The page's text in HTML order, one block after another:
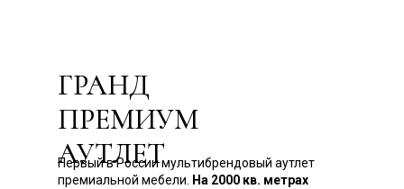
ГРАНД
ПРЕМИУМ
АУТЛЕТ
Первый в России мультибрендовый аутлет
премиальной мебели. На 2000 кв. метрах